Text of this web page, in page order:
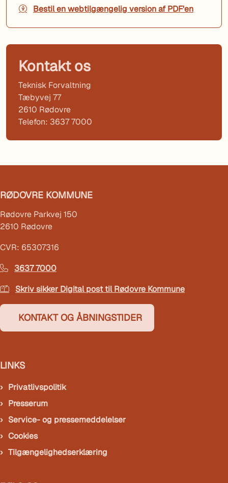
Bestil en webtilgængelig version af PDF'en
Kontakt os
Teknisk Forvaltning
Tæbyvej 77
2610 Rødovre
Telefon: 3637 7000
RØDOVRE KOMMUNE
Rødovre Parkvej 150
2610 Rødovre
CVR: 65307316
3637 7000
Skriv sikker Digital post til Rødovre Kommune
KONTAKT OG ÅBNINGSTIDER
LINKS
Privatlivspolitik
Presserum
Service- og pressemeddelelser
Cookies
Tilgængelighedserklæring